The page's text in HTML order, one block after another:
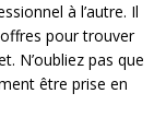
à l’autre. Il
pour trouver
N’oubliez pas que
être prise en